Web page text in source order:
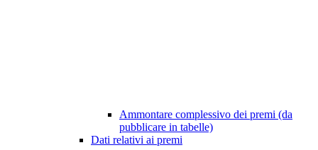
Ammontare complessivo dei premi (da
pubblicare in tabelle)
Dati relativi ai premi